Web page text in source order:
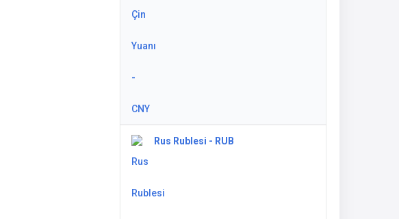
Rus Rublesi - RUB